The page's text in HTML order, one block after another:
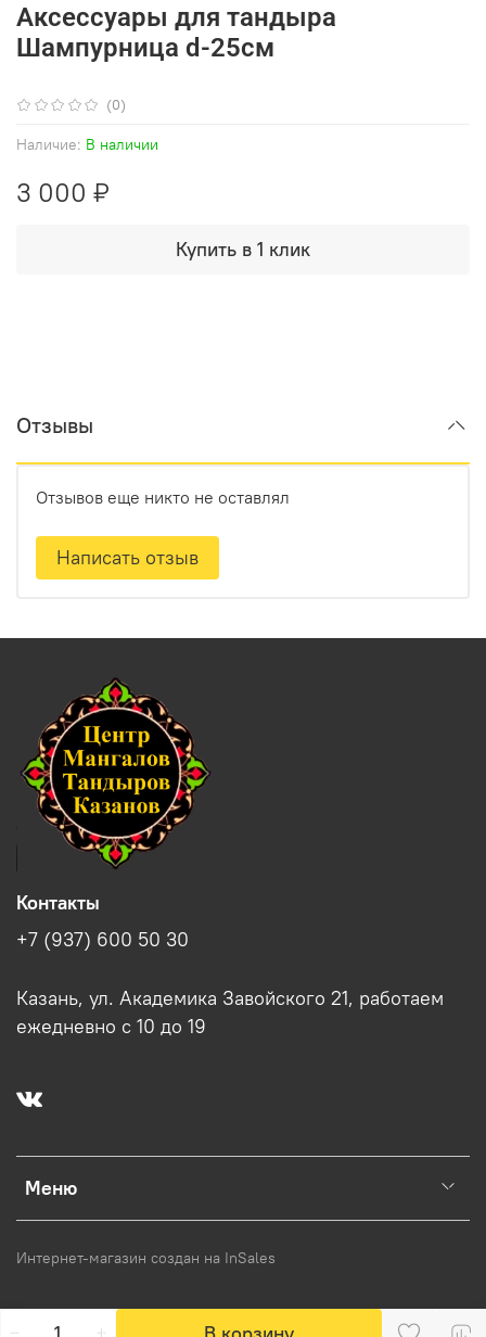
(0)
Наличие: В наличии
Аксессуары для тандыра
Шампурница d-25см
3 000 ₽
Купить в 1 клик
Отзывы
Отзывов еще никто не оставлял
Написать отзыв
Меню
Контакты
+7 (937) 600 50 30
Казань, ул. Академика Завойского 21, работаем
ежедневно с 10 до 19
Интернет-магазин создан на InSales